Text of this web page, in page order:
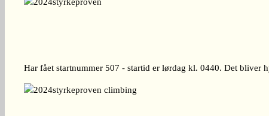
Har fået startnummer 507 - startid er lørdag kl. 0440. Det bliver